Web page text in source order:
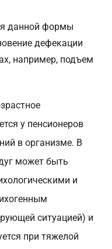
данной формы
дефекации
например, подъем
у пенсионеров
в организме. В
может быть
и
ситуацией) и
при тяжелой